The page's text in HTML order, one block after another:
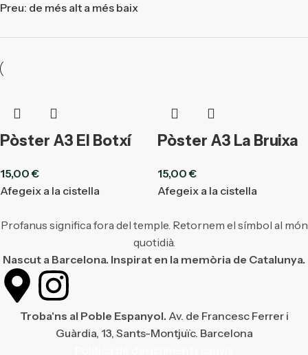
Preu: de més alt a més baix
Pòster A3 El Botxí
15,00€
Afegeix a la cistella
Pòster A3 La Bruixa
15,00€
Afegeix a la cistella
Profanus significa fora del temple. Retornem el símbol al món
quotidià.
Nascut a Barcelona. Inspirat en la memòria de Catalunya.
Troba'ns al Poble Espanyol. Av. de Francesc Ferrer i
Guàrdia, 13, Sants-Montjuïc. Barcelona